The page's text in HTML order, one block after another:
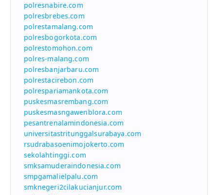
polresnabire.com
polresbrebes.com
polrestamalang.com
polresbogorkota.com
polrestomohon.com
polres-malang.com
polresbanjarbaru.com
polrestacirebon.com
polrespariamankota.com
puskesmasrembang.com
puskesmasngawenblora.com
pesantrenalamindonesia.com
universitastritunggalsurabaya.com
rsudrabasoenimojokerto.com
sekolahtinggi.com
smksamuderaindonesia.com
smpgamalielpalu.com
smknegeri2cilakucianjur.com